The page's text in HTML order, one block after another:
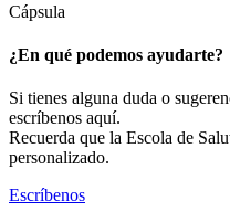
Cápsula
¿En qué podemos ayudarte?
Si tienes alguna duda o
escríbenos aquí.
Recuerda que la Escola de
personalizado.
Escríbenos